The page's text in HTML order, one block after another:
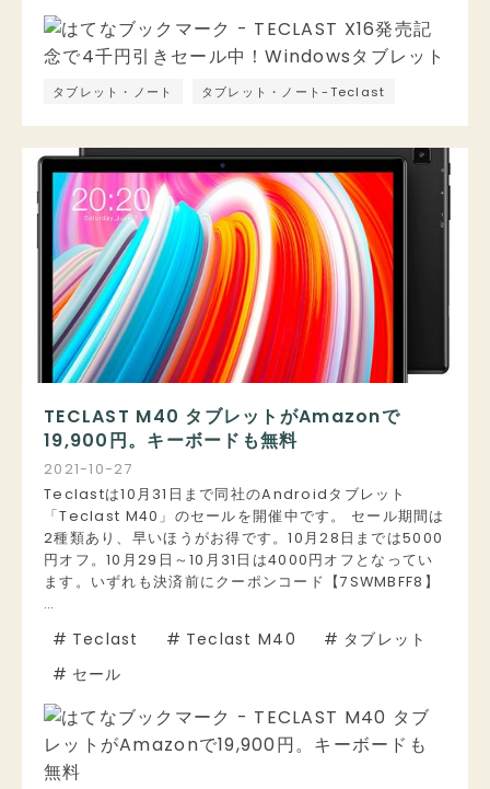
タブレット・ノート タブレット・ノート-Teclast
2021-10-27
TECLAST M40 タブレットがAmazonで
19,900円。キーボードも無料
Teclastは10月31日まで同社のAndroidタブレット
「Teclast M40」のセールを開催中です。 セール期間は
2種類あり、早いほうがお得です。10月28日までは5000
円オフ。10月29日～10月31日は4000円オフとなってい
ます。いずれも決済前にクーポンコード【7SWMBFF8】
…
# Teclast # Teclast M40 # タブレット
# セール